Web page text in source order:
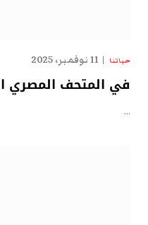
حياتنا 11 نوفمبر، 2025
في المتحف المصري
…